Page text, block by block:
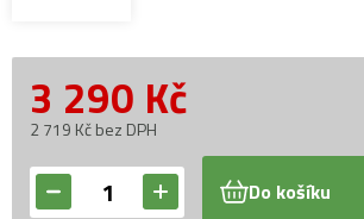
3 290 Kč
2 719 Kč bez DPH
Do košíku